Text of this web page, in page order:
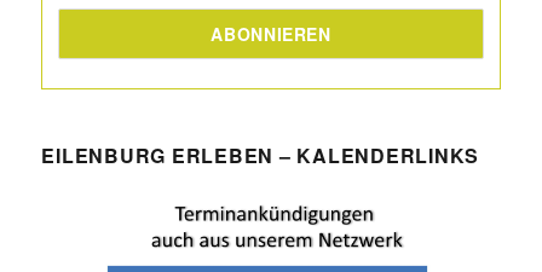
EILENBURG ERLEBEN – KALENDERLINKS